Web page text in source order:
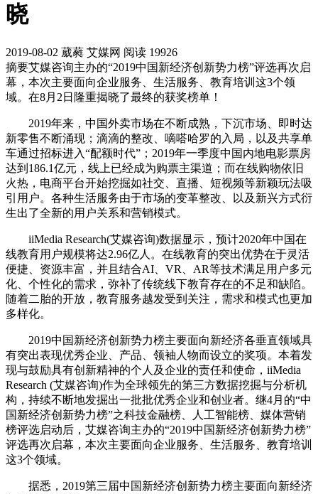
晓
2019-08-02 葳蕤 艾媒网 阅读 19926
摘要艾媒咨询主办的“2019中国新经济创新势力榜”评选再次启
幕，本次主要面向企业服务、生活服务、教育培训这3个领
域。在8月2日隆重揭晓了最终的获奖榜单！
2019年来，中国外卖市场在不断成熟，下沉市场、即时达
新零售不断涌现；滴滴的整改、嘀嗒哈罗的入局，以及共享单
车通过招标进入“配额时代”；2019年一季度中国内地电影票房
达到186.1亿元，线上已经成为购票主渠道；而在线购物依旧
火热，电商平台开始挖掘如社交、直播、短视频等新颖玩法吸
引用户。各种生活服务由于市场的变革整改、以及新兴方式衍
生出了全新的用户关系和营销模式。
iiMedia Research(艾媒咨询)数据显示，预计2020年中国在
线教育用户规模将达2.96亿人。在线教育的突出优势在于灵活
便捷、资源丰富，并且结合AI、VR、AR等技术满足用户多元
化、个性化的需求，弥补了传统线下教育存在的不足和缺陷。
随着二胎的开放，教育服务越发受到关注，需求和模式也更加
多样化。
2019中国新经济创新势力榜主要面向新经济各垂直领域具
有突出表现优秀企业、产品、领袖人物而设立的奖项。本着发
现与鼓励具有创新精神的个人及企业的责任和使命，iiMedia
Research (艾媒咨询)作为全球领先的第三方数据挖掘与分析机
构，持续不断地发掘出一批批优秀企业和创业者。继4月的“中
国新经济创新势力榜”之科技金融榜、人工智能榜、媒体营销
榜评选启动后，艾媒咨询主办的“2019中国新经济创新势力榜”
评选再次启幕，本次主要面向企业服务、生活服务、教育培训
这3个领域。
据悉，2019第三届中国新经济创新势力榜主要面向新经济